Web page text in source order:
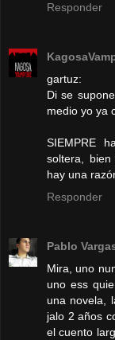
Responder
gartuz:
Di se
medio yo ya
SIEMPRE
soltera,
hay una
Responder
Pablo
Mira, uno
uno ess
una novela,
jalo 2 años
el cuento